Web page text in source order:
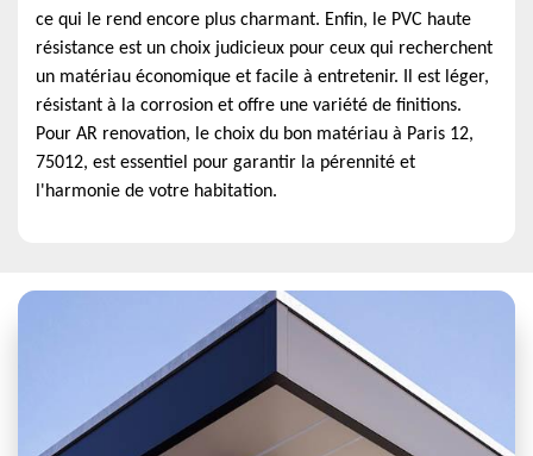
ce qui le rend encore plus charmant. Enfin, le PVC haute
résistance est un choix judicieux pour ceux qui recherchent
un matériau économique et facile à entretenir. Il est léger,
résistant à la corrosion et offre une variété de finitions.
Pour AR renovation, le choix du bon matériau à Paris 12,
75012, est essentiel pour garantir la pérennité et
l'harmonie de votre habitation.